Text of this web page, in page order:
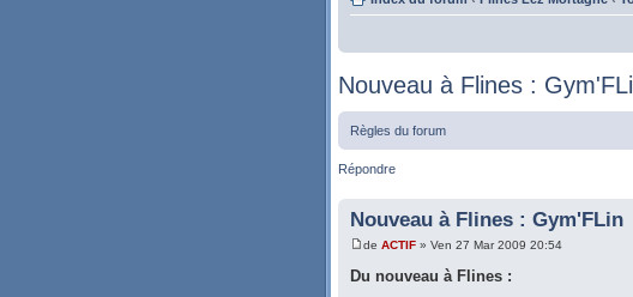
Nouveau à Flines :
Règles du forum
Répondre
Nouveau à Flines : Gym'FLin
de ACTIF » Ven 27 Mar 2009 20:54
Du nouveau à Flines :